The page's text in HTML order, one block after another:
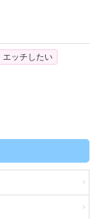
エッチしたい